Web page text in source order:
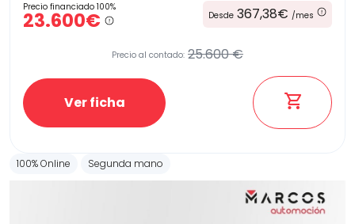
Precio financiado 100%
23.600€ Desde 367,38€ /mes
Precio al contado: 25.600 €
Ver ficha
100% Online Segunda mano